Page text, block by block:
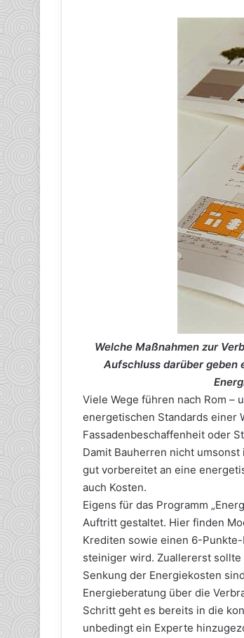
Welche Maßnahmen zur
Aufschluss darüber geben
Viele Wege führen nach Rom –
energetischen Standards einer
Fassadenbeschaffenheit oder
Damit Bauherren nicht
gut vorbereitet an eine
auch Kosten.
Eigens für das Programm
Auftritt gestaltet. Hier finden
Krediten sowie einen 6-
steiniger wird. Zuallererst
Senkung der Energiekosten
Energieberatung über die
Schritt geht es bereits in die
unbedingt ein Experte